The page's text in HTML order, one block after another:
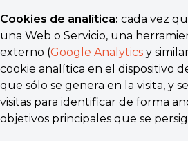
Cookies de analítica: cada vez
una Web o Servicio, una
externo (Google Analytics y
cookie analítica en el dispositivo
que sólo se genera en la visita, y
visitas para identificar de forma
objetivos principales que se